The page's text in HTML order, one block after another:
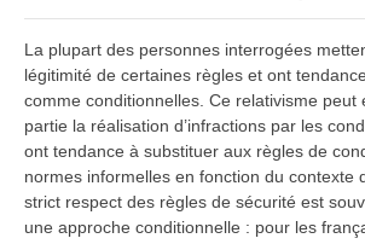
La plupart des personnes interrogées
légitimité de certaines règles et ont
comme conditionnelles. Ce relativisme peut
partie la réalisation d’infractions par les
ont tendance à substituer aux règles de
normes informelles en fonction du contexte
strict respect des règles de sécurité est
une approche conditionnelle : pour les